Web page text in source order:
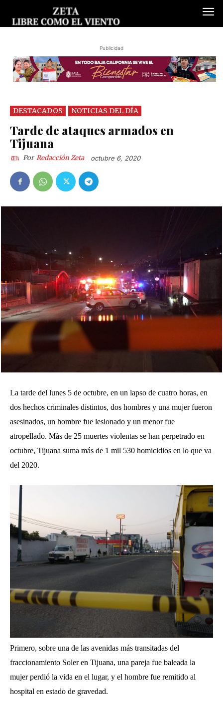
Publicidad
DESTACADOS NOTICIAS DEL DÍA
Tarde de ataques armados en
Tijuana
Por Redacción Zeta octubre 6, 2020
La tarde del lunes 5 de octubre, en un lapso de cuatro horas, en
dos hechos criminales distintos, dos hombres y una mujer fueron
asesinados, un hombre fue lesionado y un menor fue
atropellado. Más de 25 muertes violentas se han perpetrado en
octubre, Tijuana suma más de 1 mil 530 homicidios en lo que va
del 2020.
Primero, sobre una de las avenidas más transitadas del
fraccionamiento Soler en Tijuana, una pareja fue baleada la
mujer perdió la vida en el lugar, y el hombre fue remitido al
hospital en estado de gravedad.